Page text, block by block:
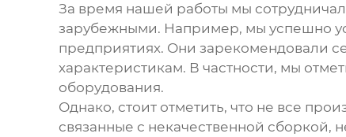
За время нашей работы мы
зарубежными. Например, мы успешно
предприятиях. Они зарекомендовали
характеристикам. В частности, мы
оборудования.
Однако, стоит отметить, что не все
связанные с некачественной сборкой,